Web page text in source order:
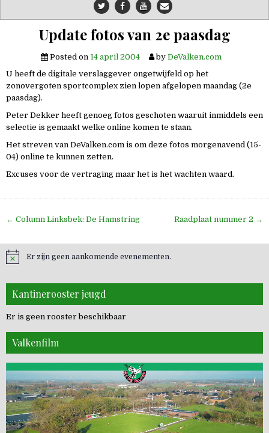
Update fotos van 2e paasdag
Posted on 14 april 2004 by DeValken.com
U heeft de digitale verslaggever ongetwijfeld op het
zonovergoten sportcomplex zien lopen afgelopen maandag (2e
paasdag).
Peter Dekker heeft genoeg fotos geschoten waaruit inmiddels een
selectie is gemaakt welke online komen te staan.
Het streven van DeValken.com is om deze fotos morgenavend (15-
04) online te kunnen zetten.
Excuses voor de vertraging maar het is het wachten waard.
Bericht
← Column Linksbek: De Hamstring Raadplaat nummer 2 →
Er zijn geen aankomende evenementen.
Kantinerooster jeugd
Er is geen rooster beschikbaar
Valkenfilm